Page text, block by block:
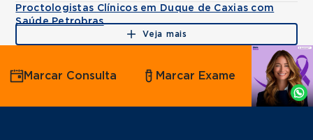
Proctologistas Clínicos em Duque de Caxias com
Saúde Petrobras
Veja mais
Agende
por
Whatsapp
Marcar Consulta Marcar Exame